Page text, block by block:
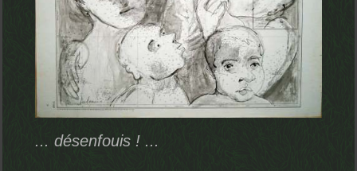
... désenfouis ! ...